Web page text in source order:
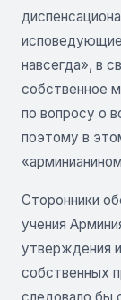
навсегда», в
собственное
по вопросу о
поэтому в
Сторонники
учения
утверждения
собственных